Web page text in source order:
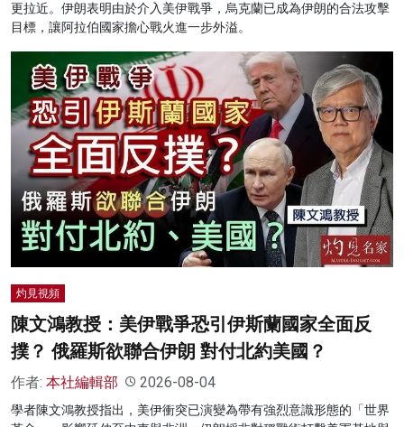
更拉近。伊朗表明由於介入美伊戰爭，烏克蘭已成為伊朗的合法攻擊
目標，讓阿拉伯國家擔心戰火進一步外溢。
灼見視頻
陳文鴻教授：美伊戰爭恐引伊斯蘭國家全面反
撲？ 俄羅斯欲聯合伊朗 對付北約美國？
作者: 本社編輯部 2026-08-04
學者陳文鴻教授指出，美伊衝突已演變為帶有強烈意識形態的「世界